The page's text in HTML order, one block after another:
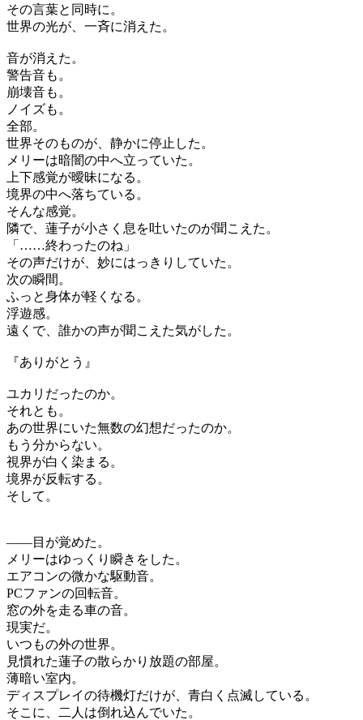
その言葉と同時に。
世界の光が、一斉に消えた。
音が消えた。
警告音も。
崩壊音も。
ノイズも。
全部。
世界そのものが、静かに停止した。
メリーは暗闇の中へ立っていた。
上下感覚が曖昧になる。
境界の中へ落ちている。
そんな感覚。
隣で、蓮子が小さく息を吐いたのが聞こえた。
「……終わったのね」
その声だけが、妙にはっきりしていた。
次の瞬間。
ふっと身体が軽くなる。
浮遊感。
遠くで、誰かの声が聞こえた気がした。
『ありがとう』
ユカリだったのか。
それとも。
あの世界にいた無数の幻想だったのか。
もう分からない。
視界が白く染まる。
境界が反転する。
そして。
――目が覚めた。
メリーはゆっくり瞬きをした。
エアコンの微かな駆動音。
PCファンの回転音。
窓の外を走る車の音。
現実だ。
いつもの外の世界。
見慣れた蓮子の散らかり放題の部屋。
薄暗い室内。
ディスプレイの待機灯だけが、青白く点滅している。
そこに、二人は倒れ込んでいた。